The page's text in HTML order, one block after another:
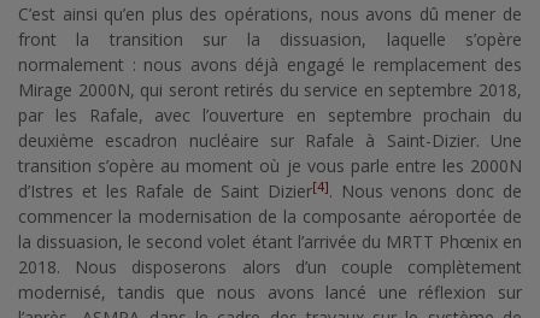
C’est ainsi qu’en plus des opérations, nous avons dû mener de
front la transition sur la dissuasion, laquelle s’opère
normalement : nous avons déjà engagé le remplacement des
Mirage 2000N, qui seront retirés du service en septembre 2018,
par les Rafale, avec l’ouverture en septembre prochain du
deuxième escadron nucléaire sur Rafale à Saint-Dizier. Une
transition s’opère au moment où je vous parle entre les 2000N
d’Istres et les Rafale de Saint Dizier[4]. Nous venons donc de
commencer la modernisation de la composante aéroportée de
la dissuasion, le second volet étant l’arrivée du MRTT Phœnix en
2018. Nous disposerons alors d’un couple complètement
modernisé, tandis que nous avons lancé une réflexion sur